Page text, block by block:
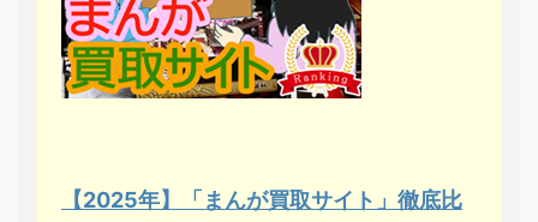
【2025年】「まんが買取サイト」徹底比